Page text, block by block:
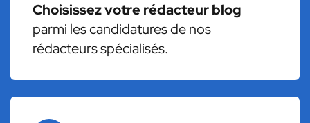
Choisissez votre rédacteur blog
parmi les candidatures de nos
rédacteurs spécialisés.